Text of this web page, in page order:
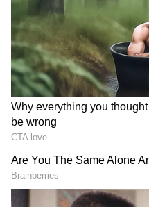
பயணிகள்
ரயில்களின்
செய்யப்பட்டுள்ளது:
1. அரக்கோணம் -
9.15 மணிக்கு
புறப்படும் மெமு
இயக்கப்படும்.
2. திருப்பதி -